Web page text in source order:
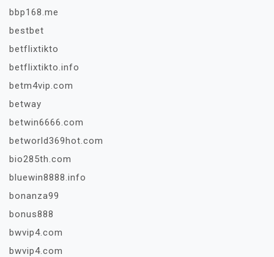
bbp168.me
bestbet
betflixtikto
betflixtikto.info
betm4vip.com
betway
betwin6666.com
betworld369hot.com
bio285th.com
bluewin8888.info
bonanza99
bonus888
bwvip4.com
bwvip4.com